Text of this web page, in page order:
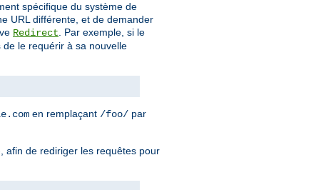
spécifique du système de
URL différente, et de demander
Redirect. Par exemple, si le
le requérir à sa nouvelle
en remplaçant /foo/ par
afin de rediriger les requêtes pour